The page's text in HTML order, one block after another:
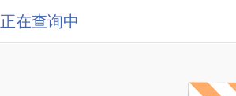
正在查询中